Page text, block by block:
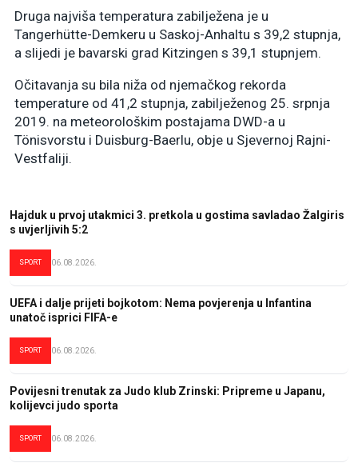
Druga najviša temperatura zabilježena je u
Tangerhütte-Demkeru u Saskoj-Anhaltu s 39,2 stupnja,
a slijedi je bavarski grad Kitzingen s 39,1 stupnjem.
Očitavanja su bila niža od njemačkog rekorda
temperature od 41,2 stupnja, zabilježenog 25. srpnja
2019. na meteorološkim postajama DWD-a u
Tönisvorstu i Duisburg-Baerlu, obje u Sjevernoj Rajni-
Vestfaliji.
Hajduk u prvoj utakmici 3. pretkola u gostima savladao Žalgiris
s uvjerljivih 5:2
SPORT 06.08.2026.
UEFA i dalje prijeti bojkotom: Nema povjerenja u Infantina
unatoč isprici FIFA-e
SPORT 06.08.2026.
Povijesni trenutak za Judo klub Zrinski: Pripreme u Japanu,
kolijevci judo sporta
SPORT 06.08.2026.